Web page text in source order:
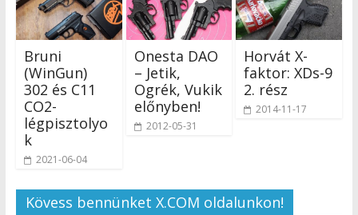
Bruni
(WinGun)
302 és C11
CO2-
légpisztolyo
k
2021-06-04
Onesta DAO
– Jetik,
Ogrék, Vukik
előnyben!
2012-05-31
Horvát X-
faktor: XDs-9
2. rész
2014-11-17
Kövess bennünket X.COM oldalunkon!